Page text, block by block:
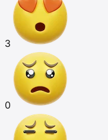
3
0